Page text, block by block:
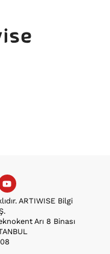
ARTIWISE Bilgi
Arı 8 Binası